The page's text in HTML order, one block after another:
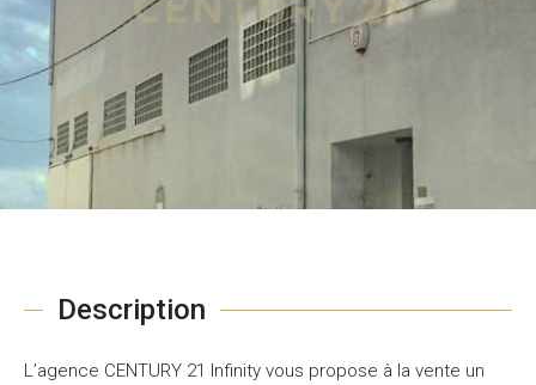
Description
L’agence CENTURY 21 Infinity vous propose à la vente un